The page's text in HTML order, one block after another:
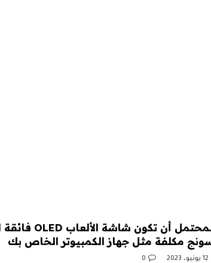
مكلفة مثل جهاز الكمبيوتر الخاص بك
12 يونيو، 2023 0